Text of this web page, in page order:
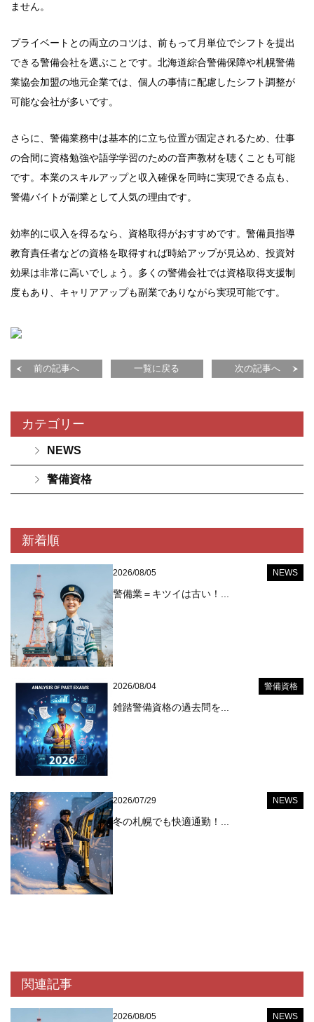
ません。
プライベートとの両立のコツは、前もって月単位でシフトを提出
できる警備会社を選ぶことです。北海道綜合警備保障や札幌警備
業協会加盟の地元企業では、個人の事情に配慮したシフト調整が
可能な会社が多いです。
さらに、警備業務中は基本的に立ち位置が固定されるため、仕事
の合間に資格勉強や語学学習のための音声教材を聴くことも可能
です。本業のスキルアップと収入確保を同時に実現できる点も、
警備バイトが副業として人気の理由です。
効率的に収入を得るなら、資格取得がおすすめです。警備員指導
教育責任者などの資格を取得すれば時給アップが見込め、投資対
効果は非常に高いでしょう。多くの警備会社では資格取得支援制
度もあり、キャリアアップも副業でありながら実現可能です。
前の記事へ 一覧に戻る 次の記事へ
カテゴリー
NEWS
警備資格
新着順
2026/08/05 NEWS
警備業＝キツイは古い！...
2026/08/04 警備資格
雑踏警備資格の過去問を...
2026/07/29 NEWS
冬の札幌でも快適通勤！...
関連記事
2026/08/05 NEWS